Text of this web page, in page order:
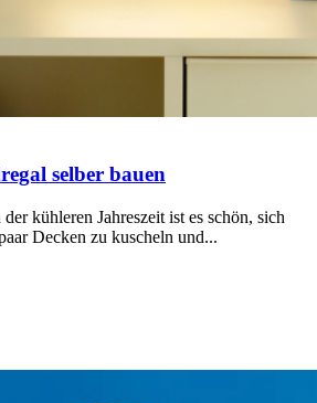
selber bauen
kühleren Jahreszeit ist es schön, sich
Decken zu kuscheln und...